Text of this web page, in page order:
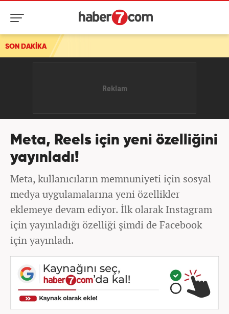
SON DAKİKA
Meta, Reels için yeni özelliğini
yayınladı!
Meta, kullanıcıların memnuniyeti için sosyal
medya uygulamalarına yeni özellikler
eklemeye devam ediyor. İlk olarak Instagram
için yayınladığı özelliği şimdi de Facebook
için yayınladı.